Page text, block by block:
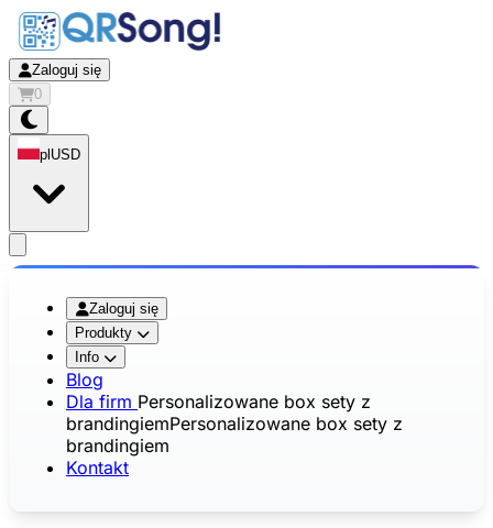
Zaloguj się
0
pl USD
Zaloguj się
Produkty
Info
Blog
Dla firm Personalizowane box sety z
brandingiemPersonalizowane box sety z
brandingiem
Kontakt